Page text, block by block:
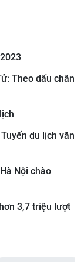
Theo dấu chân
du lịch văn
Nội chào
3,7 triệu lượt